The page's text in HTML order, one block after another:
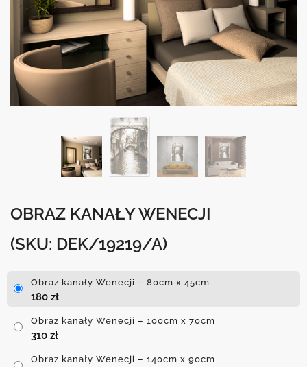
OBRAZ KANAŁY WENECJI
(SKU: DEK/19219/A)
Obraz kanały Wenecji – 80cm x 45cm
180 zł
Obraz kanały Wenecji – 100cm x 70cm
310 zł
Obraz kanały Wenecji – 140cm x 90cm